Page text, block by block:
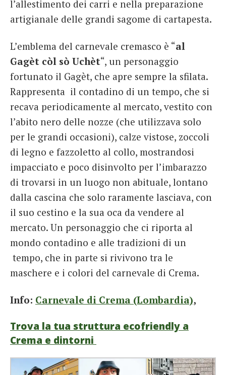
l’allestimento dei carri e nella preparazione
artigianale delle grandi sagome di cartapesta.
L’emblema del carnevale cremasco è “al
Gagèt còl sò Uchèt“, un personaggio
fortunato il Gagèt, che apre sempre la sfilata.
Rappresenta il contadino di un tempo, che si
recava periodicamente al mercato, vestito con
l’abito nero delle nozze (che utilizzava solo
per le grandi occasioni), calze vistose, zoccoli
di legno e fazzoletto al collo, mostrandosi
impacciato e poco disinvolto per l’imbarazzo
di trovarsi in un luogo non abituale, lontano
dalla cascina che solo raramente lasciava, con
il suo cestino e la sua oca da vendere al
mercato. Un personaggio che ci riporta al
mondo contadino e alle tradizioni di un
tempo, che in parte si rivivono tra le
maschere e i colori del carnevale di Crema.
Info: Carnevale di Crema (Lombardia),
Trova la tua struttura ecofriendly a
Crema e dintorni